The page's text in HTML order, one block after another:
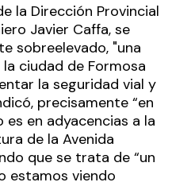
la Dirección Provincial
Javier Caffa, se
sobreelevado, "una
ciudad de Formosa
la seguridad vial y
precisamente “en
en adyacencias a la
de la Avenida
que se trata de “un
estamos viendo